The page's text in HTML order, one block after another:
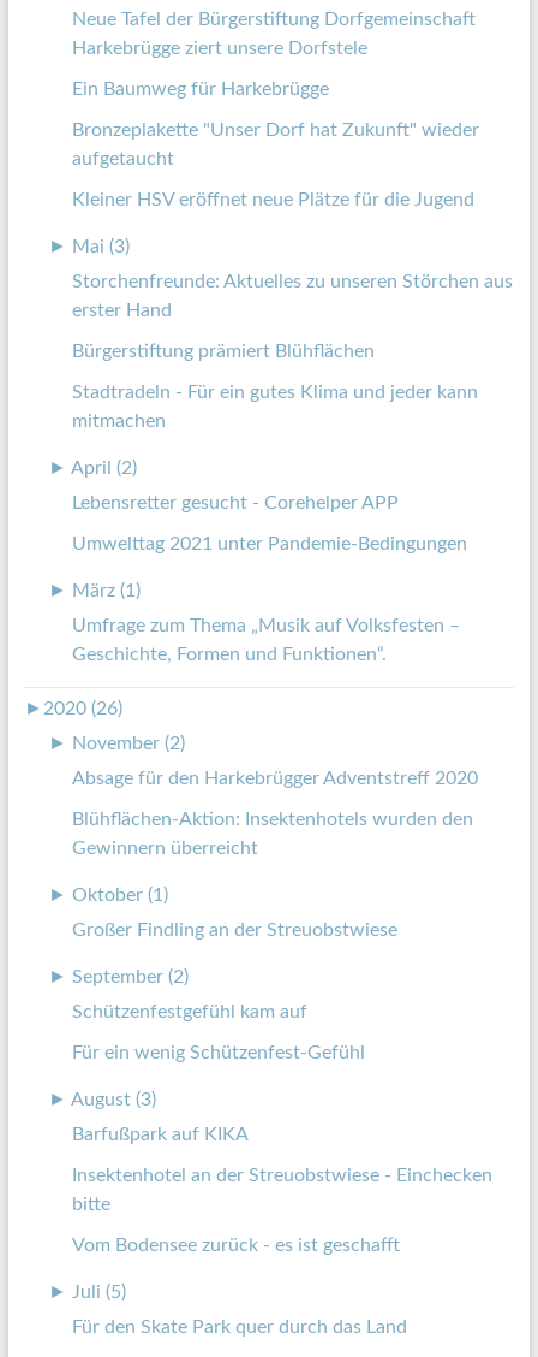
Neue Tafel der Bürgerstiftung Dorfgemeinschaft
Harkebrügge ziert unsere Dorfstele
Ein Baumweg für Harkebrügge
Bronzeplakette "Unser Dorf hat Zukunft" wieder
aufgetaucht
Kleiner HSV eröffnet neue Plätze für die Jugend
►
Mai (3)
Storchenfreunde: Aktuelles zu unseren Störchen aus
erster Hand
Bürgerstiftung prämiert Blühflächen
Stadtradeln - Für ein gutes Klima und jeder kann
mitmachen
► April (2)
Lebensretter gesucht - Corehelper APP
Umwelttag 2021 unter Pandemie-Bedingungen
►
März (1)
Umfrage zum Thema „Musik auf Volksfesten –
Geschichte, Formen und Funktionen“.
► 2020 (26)
►
November (2)
Absage für den Harkebrügger Adventstreff 2020
Blühflächen-Aktion: Insektenhotels wurden den
Gewinnern überreicht
► Oktober (1)
Großer Findling an der Streuobstwiese
► September (2)
Schützenfestgefühl kam auf
Für ein wenig Schützenfest-Gefühl
► August (3)
Barfußpark auf KIKA
Insektenhotel an der Streuobstwiese - Einchecken
bitte
Vom Bodensee zurück - es ist geschafft
► Juli (5)
Für den Skate Park quer durch das Land